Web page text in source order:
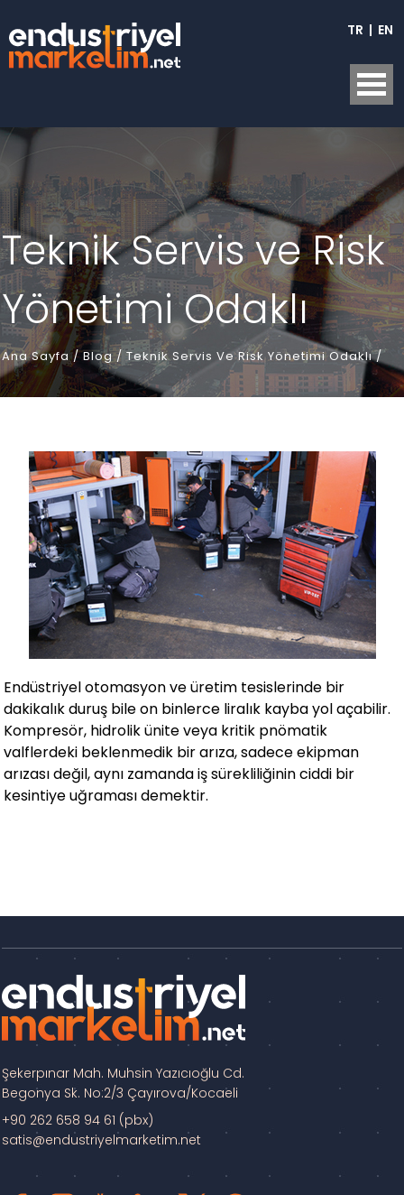
TR | EN
Teknik Servis ve Risk
Yönetimi Odaklı
Ana Sayfa/Blog /Teknik Servis Ve Risk Yönetimi Odaklı /
Endüstriyel otomasyon ve üretim tesislerinde bir
dakikalık duruş bile on binlerce liralık kayba yol açabilir.
Kompresör, hidrolik ünite veya kritik pnömatik
valflerdeki beklenmedik bir arıza, sadece ekipman
arızası değil, aynı zamanda iş sürekliliğinin ciddi bir
kesintiye uğraması demektir.
Şekerpınar Mah. Muhsin Yazıcıoğlu Cd.
Begonya Sk. No:2/3 Çayırova/Kocaeli
+90 262 658 94 61 (pbx)
satis@endustriyelmarketim.net